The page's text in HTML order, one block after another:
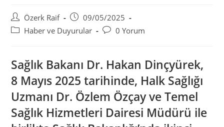
Post
author:
Özerk Raif
Post
published:
09/05/2025
PostHaber ve Duyurular
Post0 Yorum
Sağlık Bakanı Dr. Hakan Dinçyürek,
8 Mayıs 2025 tarihinde, Halk Sağlığı
Uzmanı Dr. Özlem Özçay ve Temel
Sağlık Hizmetleri Dairesi Müdürü ile